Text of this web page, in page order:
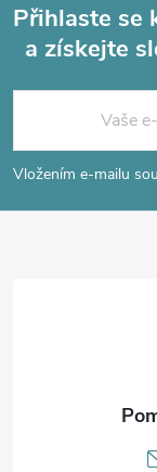
p
a
Přihlaste se
a získejte
Vložením e-mailu